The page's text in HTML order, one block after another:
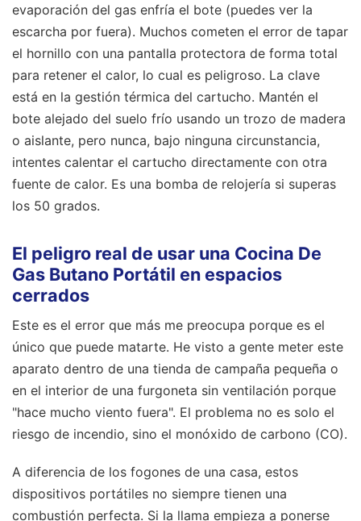
evaporación del gas enfría el bote (puedes ver la
escarcha por fuera). Muchos cometen el error de tapar
el hornillo con una pantalla protectora de forma total
para retener el calor, lo cual es peligroso. La clave
está en la gestión térmica del cartucho. Mantén el
bote alejado del suelo frío usando un trozo de madera
o aislante, pero nunca, bajo ninguna circunstancia,
intentes calentar el cartucho directamente con otra
fuente de calor. Es una bomba de relojería si superas
los 50 grados.
El peligro real de usar una Cocina De
Gas Butano Portátil en espacios
cerrados
Este es el error que más me preocupa porque es el
único que puede matarte. He visto a gente meter este
aparato dentro de una tienda de campaña pequeña o
en el interior de una furgoneta sin ventilación porque
"hace mucho viento fuera". El problema no es solo el
riesgo de incendio, sino el monóxido de carbono (CO).
A diferencia de los fogones de una casa, estos
dispositivos portátiles no siempre tienen una
combustión perfecta. Si la llama empieza a ponerse